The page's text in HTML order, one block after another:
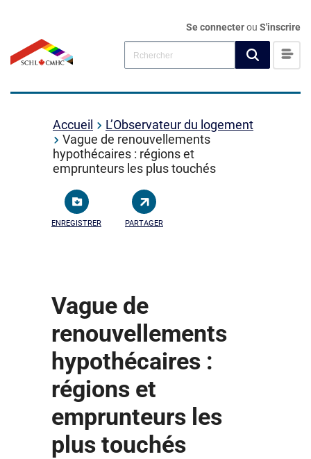
Se connecterou S'inscrire
Accueil
L’Observateur du logement
Vague de renouvellements
hypothécaires : régions et
emprunteurs les plus touchés
ENREGISTRER PARTAGER
Vague de
renouvellements
hypothécaires :
régions et
emprunteurs les
plus touchés